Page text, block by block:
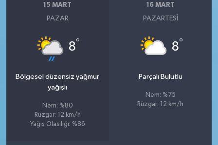
15 MART
PAZAR
8°
Bölgesel düzensiz yağmur
yağışlı
Nem: %80
Rüzgar: 12 km/h
Yağış Olasılığı: %86
16 MART
PAZARTESI
8°
Parçalı Bulutlu
Nem: %75
Rüzgar: 12 km/h